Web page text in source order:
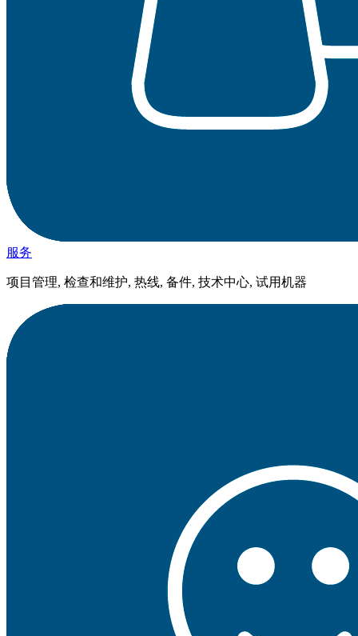
服务
项目管理, 检查和维护, 热线, 备件, 技术中心, 试用机器